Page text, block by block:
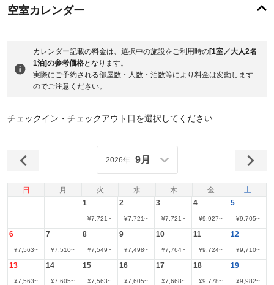
空室カレンダー
カレンダー記載の料金は、選択中の施設をご利用時の[1室／大人2名
1泊]の参考価格となります。
実際にご予約される部屋数・人数・泊数等により料金は変動します
のでご注意ください。
チェックイン・チェックアウト日を選択してください
日 月 火 水 木 金 土
2026年 9月
1
¥7,721~
2
¥7,721~
3
¥7,721~
4
¥9,927~
5
¥9,705~
6
¥7,563~
7
¥7,510~
8
¥7,549~
9
¥7,498~
10
¥7,764~
11
¥9,724~
12
¥9,710~
13
¥7,563~
14
¥7,605~
15
¥7,563~
16
¥7,605~
17
¥7,668~
18
¥9,778~
19
¥9,982~